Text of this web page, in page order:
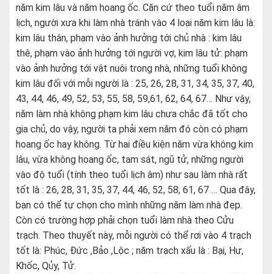
năm kim lâu và năm hoang ốc. Căn cứ theo tuổi năm âm
lịch, người xưa khi làm nhà tránh vào 4 loại năm kim lâu là:
kim lâu thân, phạm vào ảnh hưởng tới chủ nhà : kim lâu
thê, phạm vào ảnh hưởng tới người vợ, kim lâu tử: phạm
vào ảnh hưởng tới vật nuôi trong nhà, những tuổi không
kim lâu đối với mỗi người là : 25, 26, 28, 31, 34, 35, 37, 40,
43, 44, 46, 49, 52, 53, 55, 58, 59,61, 62, 64, 67… Như vậy,
năm làm nhà không phạm kim lâu chưa chắc đã tốt cho
gia chủ, do vậy, người ta phải xem năm đó còn có phạm
hoang ốc hay không. Từ hai điều kiện năm vừa không kim
lâu, vừa không hoang ốc, tam sát, ngũ tử, những người
vào độ tuổi (tính theo tuổi lịch âm) như sau làm nhà rất
tốt là : 26, 28, 31, 35, 37, 44, 46, 52, 58, 61, 67 … Qua đây,
bạn có thể tự chọn cho mình những năm làm nhà đẹp.
Còn có trường hợp phải chọn tuổi làm nhà theo Cửu
trạch. Theo thuyết này, mỗi người có thể rơi vào 4 trạch
tốt là: Phúc, Đức ,Bảo ,Lộc ; năm trạch xấu là : Bại, Hư,
Khốc, Qủy, Tử.